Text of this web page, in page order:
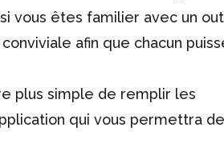
vous êtes familier avec un
afin que chacun
plus simple de remplir les
qui vous permettra de